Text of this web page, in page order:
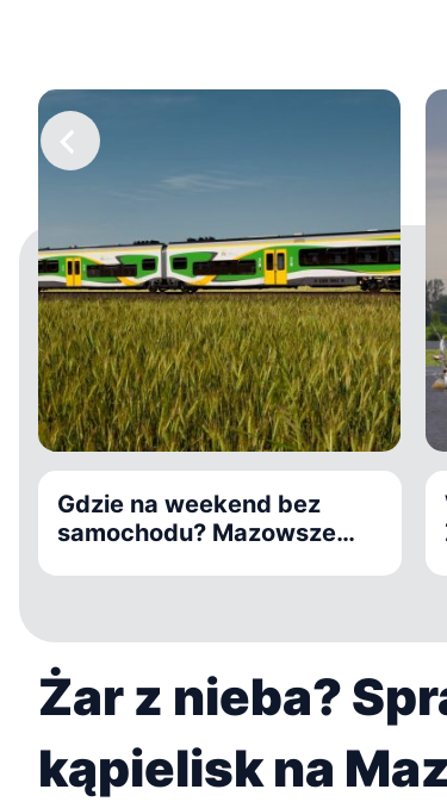
Gdzie na weekend bez
samochodu? Mazowsze
Żar z nieba?
kąpielisk na